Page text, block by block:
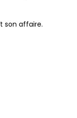
son affaire.